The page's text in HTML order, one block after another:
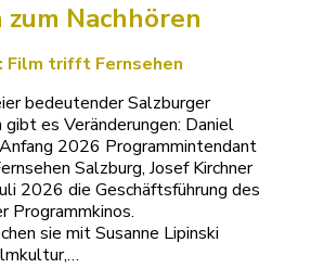
Nachhören
Film trifft Fernsehen
bedeutender Salzburger
es Veränderungen: Daniel
2026 Programmintendant
Salzburg, Josef Kirchner
2026 die Geschäftsführung des
Programmkinos.
sie mit Susanne Lipinski